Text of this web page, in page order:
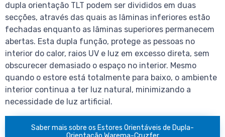
dupla orientação TLT podem ser divididos em duas
secções, através das quais as lâminas inferiores estão
fechadas enquanto as lâminas superiores permanecem
abertas. Esta dupla função, protege as pessoas no
interior do calor, raios UV e luz em excesso direta, sem
obscurecer demasiado o espaço no interior. Mesmo
quando o estore está totalmente para baixo, o ambiente
interior continua a ter luz natural, minimizando a
necessidade de luz artificial.
Saber mais sobre os Estores Orientáveis de Dupla-